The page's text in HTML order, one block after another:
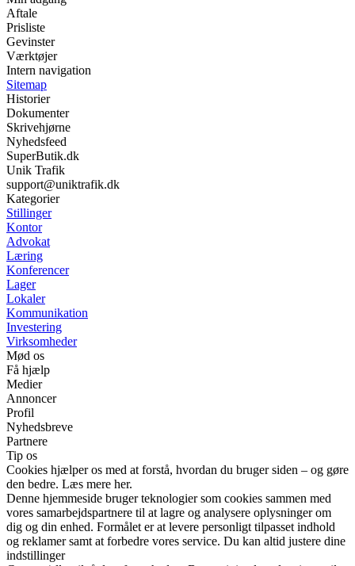
Aftale
Prisliste
Gevinster
Værktøjer
Intern navigation
Sitemap
Historier
Dokumenter
Skrivehjørne
Nyhedsfeed
SuperButik.dk
Unik Trafik
support@uniktrafik.dk
Kategorier
Stillinger
Kontor
Advokat
Læring
Konferencer
Lager
Lokaler
Kommunikation
Investering
Virksomheder
Mød os
Få hjælp
Medier
Annoncer
Profil
Nyhedsbreve
Partnere
Tip os
Cookies hjælper os med at forstå, hvordan du bruger siden – og gøre
den bedre. Læs mere her.
Denne hjemmeside bruger teknologier som cookies sammen med
vores samarbejdspartnere til at lagre og analysere oplysninger om
dig og din enhed. Formålet er at levere personligt tilpasset indhold
og reklamer samt at forbedre vores service. Du kan altid justere dine
indstillinger